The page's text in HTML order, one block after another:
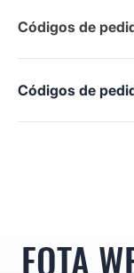
Códigos de
Códigos de
FOTA